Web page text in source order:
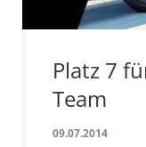
Platz 7
Team
09.07.2014